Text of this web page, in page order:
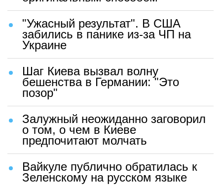
"Ужасный результат". В США
забились в панике из-за ЧП на
Украине
Шаг Киева вызвал волну
бешенства в Германии: "Это
позор"
Залужный неожиданно заговорил
о том, о чем в Киеве
предпочитают молчать
Вайкуле публично обратилась к
Зеленскому на русском языке